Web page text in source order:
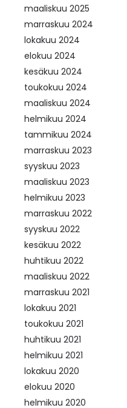
maaliskuu 2025
marraskuu 2024
lokakuu 2024
elokuu 2024
kesäkuu 2024
toukokuu 2024
maaliskuu 2024
helmikuu 2024
tammikuu 2024
marraskuu 2023
syyskuu 2023
maaliskuu 2023
helmikuu 2023
marraskuu 2022
syyskuu 2022
kesäkuu 2022
huhtikuu 2022
maaliskuu 2022
marraskuu 2021
lokakuu 2021
toukokuu 2021
huhtikuu 2021
helmikuu 2021
lokakuu 2020
elokuu 2020
helmikuu 2020